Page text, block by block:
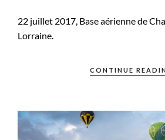
22 juillet 2017, Base aérienne de
Lorraine.
CONTINUE